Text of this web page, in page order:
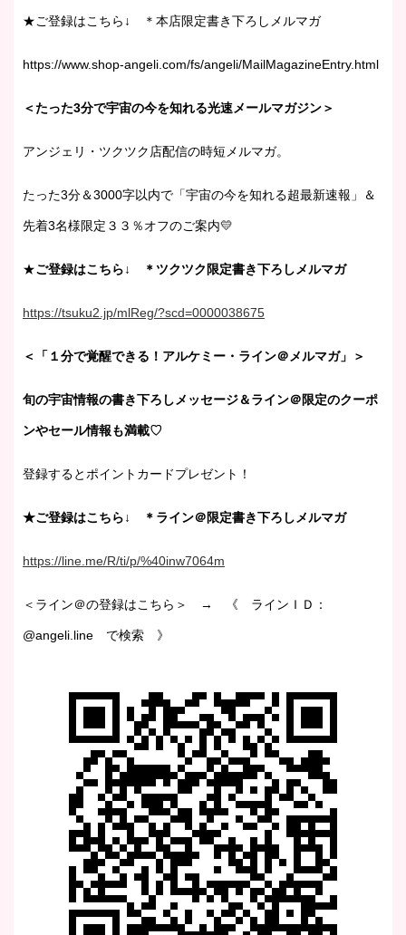
★ご登録はこちら↓ ＊本店限定書き下ろしメルマガ
https://www.shop-angeli.com/fs/angeli/MailMagazineEntry.html
＜たった3分で宇宙の今を知れる光速メールマガジン＞
アンジェリ・ツクツク店配信の時短メルマガ。
たった3分＆3000字以内で「宇宙の今を知れる超最新速報」＆
先着3名様限定３３％オフのご案内💛
★ご登録はこちら↓ ＊ツクツク限定書き下ろしメルマガ
https://tsuku2.jp/mlReg/?scd=0000038675
＜「１分で覚醒できる！アルケミー・ライン＠メルマガ」＞
旬の宇宙情報の書き下ろしメッセージ＆ライン＠限定のクーポ
ンやセール情報も満載♡
登録するとポイントカードプレゼント！
★ご登録はこちら↓ ＊ライン＠限定書き下ろしメルマガ
https://line.me/R/ti/p/%40inw7064m
＜ライン＠の登録はこちら＞ → 《 ラインＩＤ：
@angeli.line で検索 》